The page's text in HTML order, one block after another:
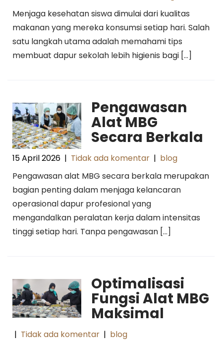
Menjaga kesehatan siswa dimulai dari kualitas
makanan yang mereka konsumsi setiap hari. Salah
satu langkah utama adalah memahami tips
membuat dapur sekolah lebih higienis bagi […]
Pengawasan
Alat MBG
Secara Berkala
15 April 2026 | Tidak ada komentar | blog
Pengawasan alat MBG secara berkala merupakan
bagian penting dalam menjaga kelancaran
operasional dapur profesional yang
mengandalkan peralatan kerja dalam intensitas
tinggi setiap hari. Tanpa pengawasan […]
Optimalisasi
Fungsi Alat MBG
Maksimal
| Tidak ada komentar | blog